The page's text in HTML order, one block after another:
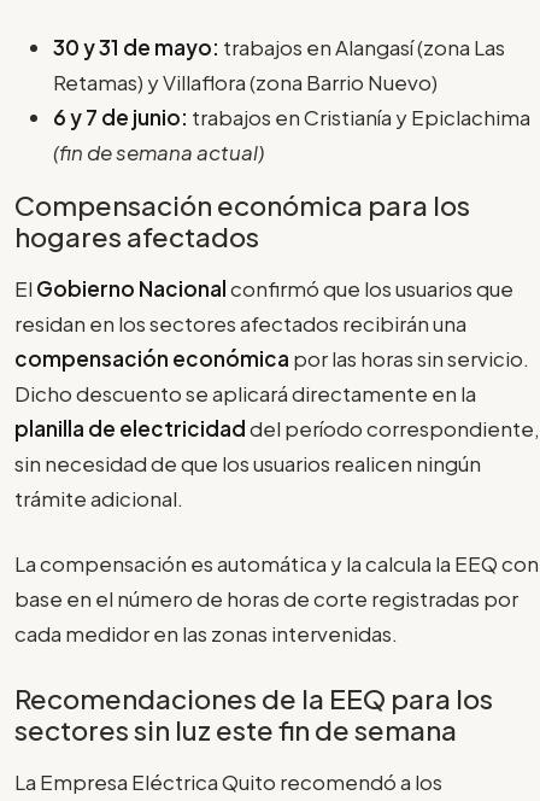
30 y 31 de mayo: trabajos en Alangasí (zona Las
Retamas) y Villaflora (zona Barrio Nuevo)
6 y 7 de junio: trabajos en Cristianía y Epiclachima
(fin de semana actual)
Compensación económica para los
hogares afectados
El Gobierno Nacionalconfirmó que los usuarios que
residan en los sectores afectados recibirán una
compensación económica por las horas sin servicio.
Dicho descuento se aplicará directamente en la
planilla de electricidaddel período correspondiente,
sin necesidad de que los usuarios realicen ningún
trámite adicional.
La compensación es automática y la calcula la EEQ con
base en el número de horas de corte registradas por
cada medidor en las zonas intervenidas.
Recomendaciones de la EEQ para los
sectores sin luz este fin de semana
La Empresa Eléctrica Quito recomendó a los